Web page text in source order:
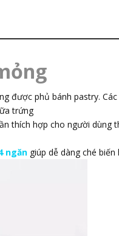
được phủ bánh pastry.
trứng
thích hợp cho người dùng
ngăn giúp dễ dàng ché biến